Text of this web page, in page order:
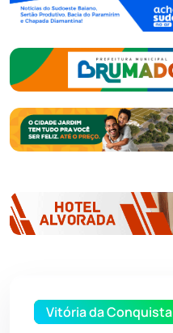
Vitória da Conquista